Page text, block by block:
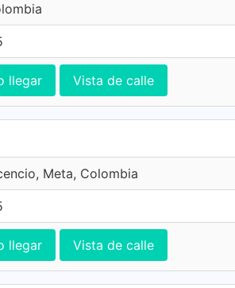
llegar Vista de calle
Meta, Colombia
llegar Vista de calle